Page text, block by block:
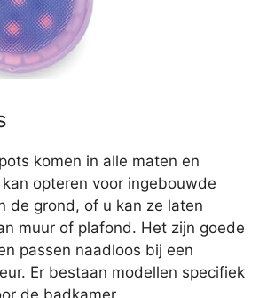
komen in alle maten en
opteren voor ingebouwde
de grond, of u kan ze laten
muur of plafond. Het zijn goede
passen naadloos bij een
Er bestaan modellen specifiek